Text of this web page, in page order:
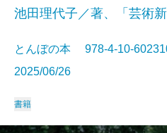
池田理代子／著、「芸術
とんぼの本 978-4-10-
2025/06/26
書籍